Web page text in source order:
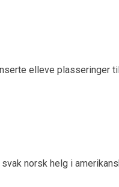
elleve plasseringer
norsk helg i